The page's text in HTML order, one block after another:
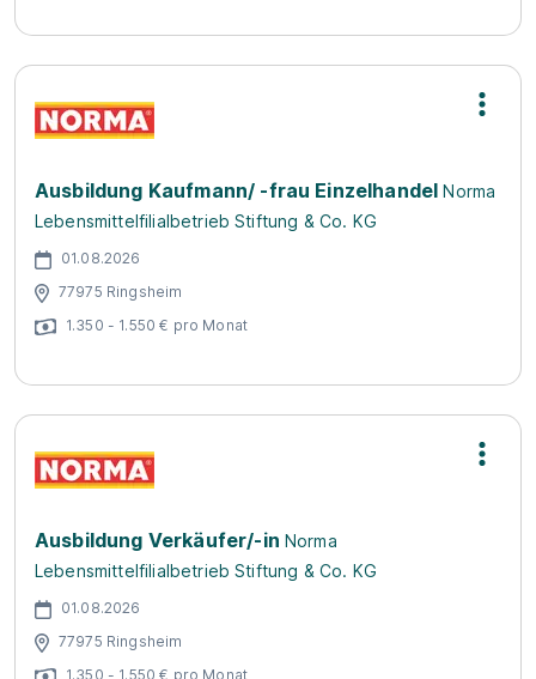
Ausbildung Kaufmann/ -frau Einzelhandel Norma
Lebensmittelfilialbetrieb Stiftung & Co. KG
01.08.2026
77975 Ringsheim
1.350 - 1.550 € pro Monat
Ausbildung Verkäufer/-in Norma
Lebensmittelfilialbetrieb Stiftung & Co. KG
01.08.2026
77975 Ringsheim
1.350 - 1.550 € pro Monat